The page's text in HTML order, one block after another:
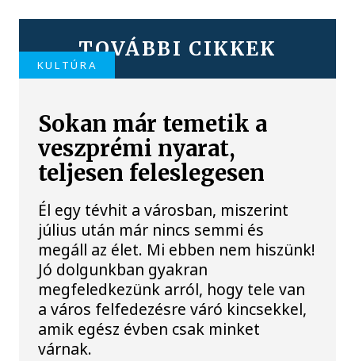
TOVÁBBI CIKKEK
KULTÚRA
Sokan már temetik a
veszprémi nyarat,
teljesen feleslegesen
Él egy tévhit a városban, miszerint
július után már nincs semmi és
megáll az élet. Mi ebben nem hiszünk!
Jó dolgunkban gyakran
megfeledkezünk arról, hogy tele van
a város felfedezésre váró kincsekkel,
amik egész évben csak minket
várnak.